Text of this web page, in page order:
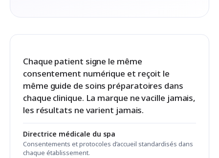
Chaque patient signe le même
consentement numérique et reçoit le
même guide de soins préparatoires dans
chaque clinique. La marque ne vacille jamais,
les résultats ne varient jamais.
Directrice médicale du spa
Consentements et protocoles d’accueil standardisés dans
chaque établissement.